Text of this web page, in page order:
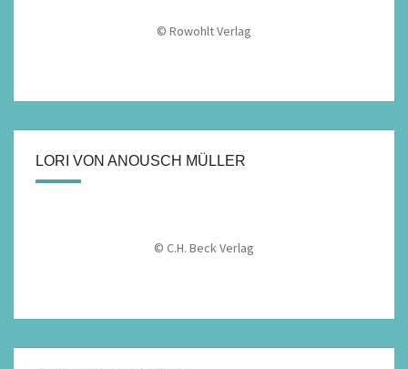
© Rowohlt Verlag
LORI VON ANOUSCH MÜLLER
© C.H. Beck Verlag